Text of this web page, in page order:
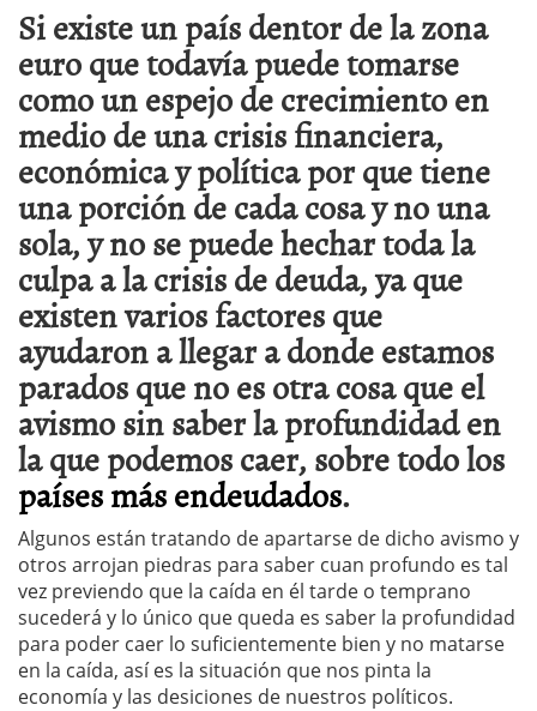
Si existe un país dentor de la zona
euro que todavía puede tomarse
como un espejo de crecimiento en
medio de una crisis financiera,
económica y política por que tiene
una porción de cada cosa y no una
sola, y no se puede hechar toda la
culpa a la crisis de deuda, ya que
existen varios factores que
ayudaron a llegar a donde estamos
parados que no es otra cosa que el
avismo sin saber la profundidad en
la que podemos caer, sobre todo los
países más endeudados.
Algunos están tratando de apartarse de dicho avismo y
otros arrojan piedras para saber cuan profundo es tal
vez previendo que la caída en él tarde o temprano
sucederá y lo único que queda es saber la profundidad
para poder caer lo suficientemente bien y no matarse
en la caída, así es la situación que nos pinta la
economía y las desiciones de nuestros políticos.